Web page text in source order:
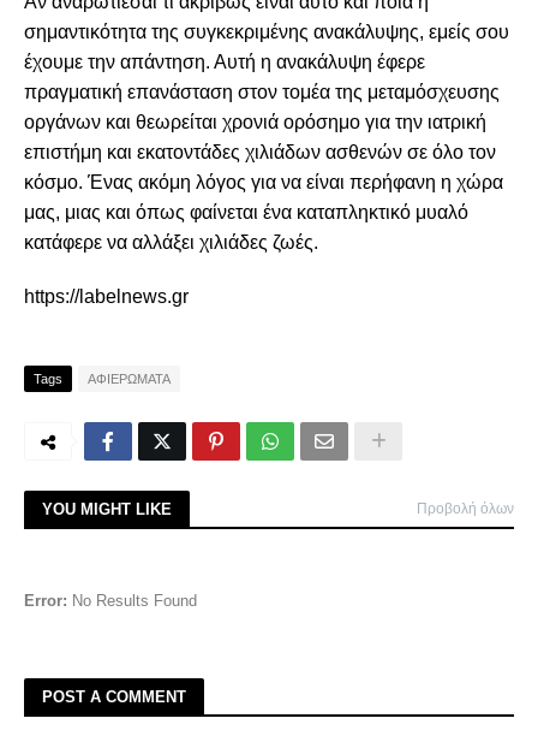
σημαντικότητα της συγκεκριμένης ανακάλυψης, εμείς σου
έχουμε την απάντηση. Αυτή η ανακάλυψη έφερε
πραγματική επανάσταση στον τομέα της μεταμόσχευσης
οργάνων και θεωρείται χρονιά ορόσημο για την ιατρική
επιστήμη και εκατοντάδες χιλιάδων ασθενών σε όλο τον
κόσμο. Ένας ακόμη λόγος για να είναι περήφανη η χώρα
μας, μιας και όπως φαίνεται ένα καταπληκτικό μυαλό
κατάφερε να αλλάξει χιλιάδες ζωές.
https://labelnews.gr
Tags ΑΦΙΕΡΩΜΑΤΑ
YOU MIGHT LIKE Προβολή όλων
Error: No Results Found
POST A COMMENT